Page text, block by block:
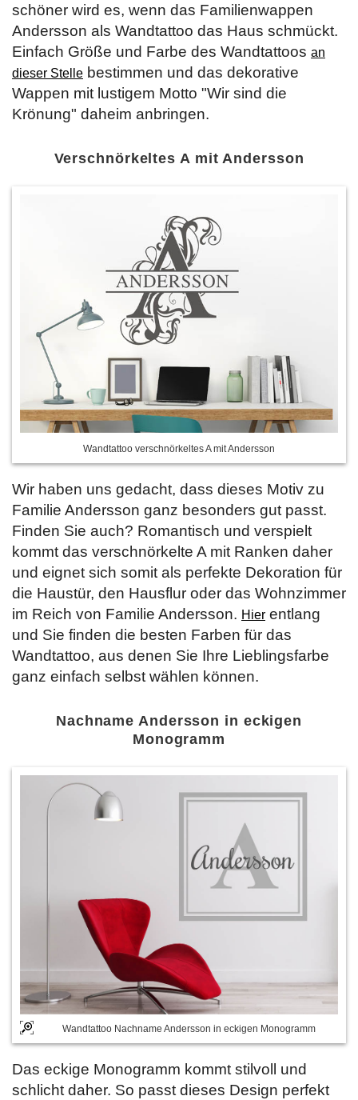
schöner wird es, wenn das Familienwappen
Andersson als Wandtattoo das Haus schmückt.
Einfach Größe und Farbe des Wandtattoos an
dieser Stelle bestimmen und das dekorative
Wappen mit lustigem Motto "Wir sind die
Krönung" daheim anbringen.
Verschnörkeltes A mit Andersson
Wandtattoo verschnörkeltes A mit Andersson
Wir haben uns gedacht, dass dieses Motiv zu
Familie Andersson ganz besonders gut passt.
Finden Sie auch? Romantisch und verspielt
kommt das verschnörkelte A mit Ranken daher
und eignet sich somit als perfekte Dekoration für
die Haustür, den Hausflur oder das Wohnzimmer
im Reich von Familie Andersson. Hier entlang
und Sie finden die besten Farben für das
Wandtattoo, aus denen Sie Ihre Lieblingsfarbe
ganz einfach selbst wählen können.
Nachname Andersson in eckigen
Monogramm
Wandtattoo Nachname Andersson in eckigen Monogramm
Das eckige Monogramm kommt stilvoll und
schlicht daher. So passt dieses Design perfekt